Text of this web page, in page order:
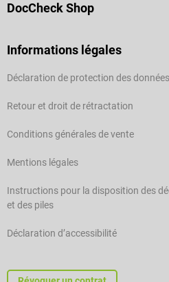
DocCheck Shop
Informations légales
Déclaration de protection des données
Retour et droit de rétractation
Conditions générales de vente
Mentions légales
Instructions pour la disposition des
et des piles
Déclaration d’accessibilité